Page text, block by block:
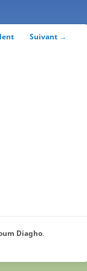
Suivant →
Diagho.